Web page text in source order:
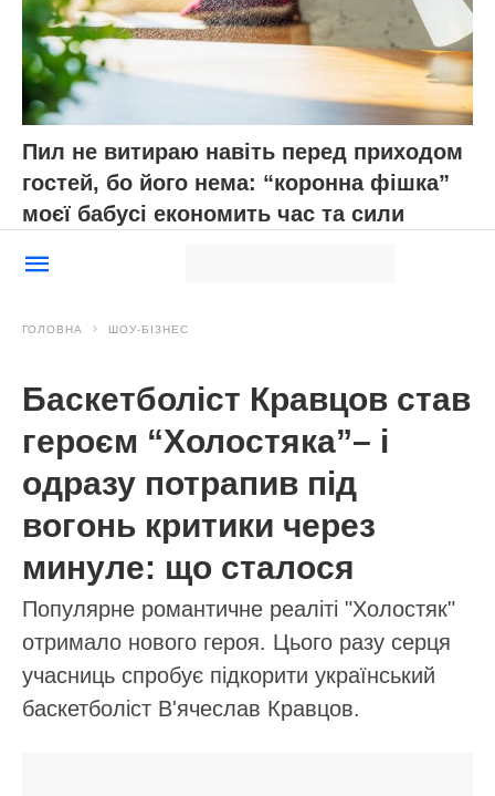
Пил не витираю навіть перед приходом
гостей, бо його нема: “коронна фішка”
моєї бабусі економить час та сили